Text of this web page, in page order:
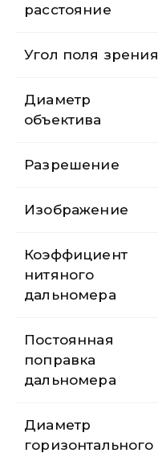
расстояние
Угол поля зрения
Диаметр
объектива
Разрешение
Изображение
Коэффициент
нитяного
дальномера
Постоянная
поправка
дальномера
Диаметр
горизонтального